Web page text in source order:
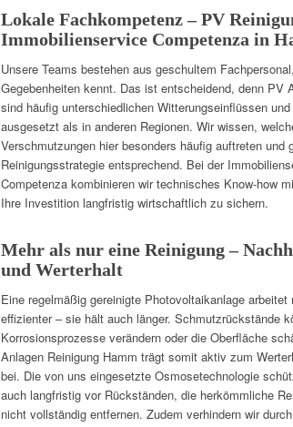
Lokale Fachkompetenz – PV
Immobilienservice Competenza in
Unsere Teams bestehen aus geschultem
Gegebenheiten kennt. Das ist entscheidend, denn PV
sind häufig unterschiedlichen Witterungseinflüssen
ausgesetzt als in anderen Regionen. Wir wissen,
Verschmutzungen hier besonders häufig auftreten und
Reinigungsstrategie entsprechend. Bei der
Competenza kombinieren wir technisches Know-how
Ihre Investition langfristig wirtschaftlich zu sichern.
Mehr als nur eine Reinigung –
und Werterhalt
Eine regelmäßig gereinigte Photovoltaikanlage arbeitet
effizienter – sie hält auch länger. Schmutzrückstände
Korrosionsprozesse verändern oder die Oberfläche
Anlagen Reinigung Hamm trägt somit aktiv zum
bei. Die von uns eingesetzte Osmosetechnologie
auch langfristig vor Rückständen, die herkömmliche
nicht vollständig entfernen. Zudem verhindern wir